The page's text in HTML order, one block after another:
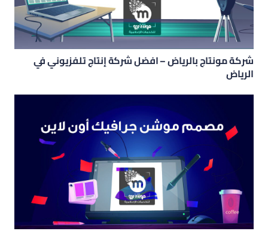
شركة مونتاج بالرياض – افضل شركة إنتاج تلفزيوني في
الرياض